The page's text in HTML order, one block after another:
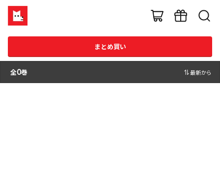
まとめ買い
全0巻 最新から